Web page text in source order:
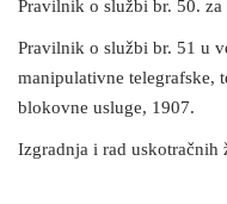
Pravilnik o službi br. 50.
Pravilnik o službi br. 51 u
manipulativne telegrafske,
blokovne usluge, 1907.
Izgradnja i rad uskotračnih